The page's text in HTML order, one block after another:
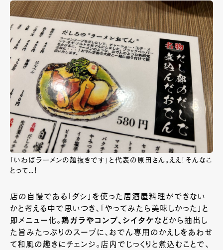
「いわばラーメンの麺抜きです」と代表の原田さん。ええ！そんなこ
とって…！
店の自慢である「ダシ」を使った居酒屋料理ができない
かと考える中で思いつき、「やってみたら美味しかった」と
即メニュー化。鶏ガラやコンブ、シイタケなどから抽出し
た旨みたっぷりのスープに、おでん専用のかえしをあわせ
て和風の趣きにチェンジ。店内でじっくりと煮込むことで、